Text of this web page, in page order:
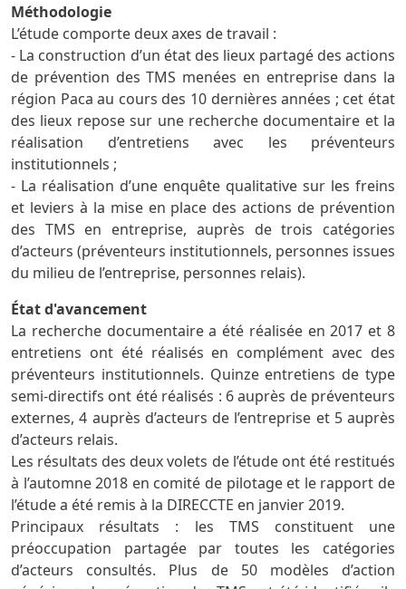
Méthodologie
L’étude comporte deux axes de travail :
- La construction d’un état des lieux partagé des actions
de prévention des TMS menées en entreprise dans la
région Paca au cours des 10 dernières années ; cet état
des lieux repose sur une recherche documentaire et la
réalisation d’entretiens avec les préventeurs
institutionnels ;
- La réalisation d’une enquête qualitative sur les freins
et leviers à la mise en place des actions de prévention
des TMS en entreprise, auprès de trois catégories
d’acteurs (préventeurs institutionnels, personnes issues
du milieu de l’entreprise, personnes relais).
État d'avancement
La recherche documentaire a été réalisée en 2017 et 8
entretiens ont été réalisés en complément avec des
préventeurs institutionnels. Quinze entretiens de type
semi-directifs ont été réalisés : 6 auprès de préventeurs
externes, 4 auprès d’acteurs de l’entreprise et 5 auprès
d’acteurs relais.
Les résultats des deux volets de l’étude ont été restitués
à l’automne 2018 en comité de pilotage et le rapport de
l’étude a été remis à la DIRECCTE en janvier 2019.
Principaux résultats : les TMS constituent une
préoccupation partagée par toutes les catégories
d’acteurs consultés. Plus de 50 modèles d’action